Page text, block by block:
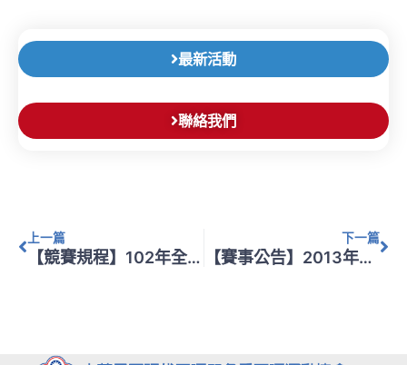
最新活動
聯絡我們
上一篇
【競賽規程】102年全國運動會現代五項競賽技術手冊
下一篇
【賽事公告】2013年第53屆現代五項世界錦標賽賽程表